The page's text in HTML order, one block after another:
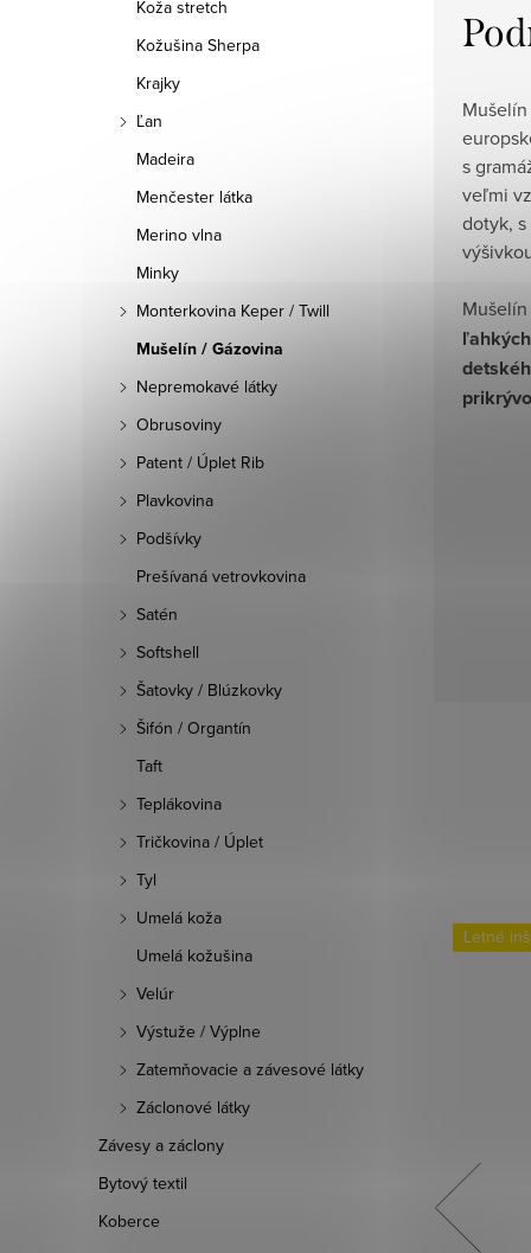
Koža stretch
Kožušina Sherpa
Krajky
Ľan
Madeira
Menčester látka
Merino vlna
Minky
Monterkovina Keper / Twill
Mušelín / Gázovina
Nepremokavé látky
Obrusoviny
Patent / Úplet Rib
Plavkovina
Podšívky
Prešívaná vetrovkovina
Satén
Softshell
Šatovky / Blúzkovky
Šifón / Organtín
Taft
Teplákovina
Tričkovina / Úplet
Tyl
Umelá koža
Umelá kožušina
Velúr
Výstuže / Výplne
Zatemňovacie a závesové látky
Záclonové látky
Závesy a záclony
Bytový textil
Koberce
s
veľmi
dotyk,
Letné